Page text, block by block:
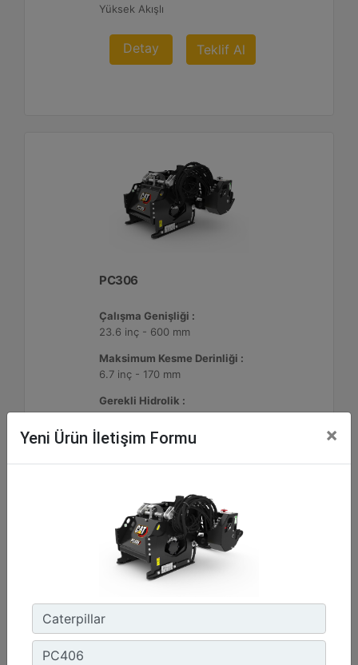
Yüksek Akışlı
Detay Teklif Al
PC306
Çalışma Genişliği :
23.6 inç - 600 mm
Maksimum Kesme Derinliği :
6.7 inç - 170 mm
Gerekli Hidrolik :
Yüksek Akışlı
Yeni Ürün İletişim Formu ×